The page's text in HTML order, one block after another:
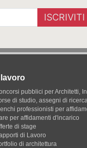
ISCRIVITI
lavoro
pubblici per Architetti,
di studio, assegni di
professionisti per
per affidamenti d'incarico
di stage
di Lavoro
di architettura